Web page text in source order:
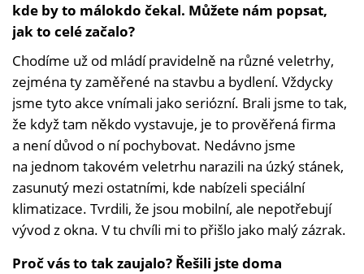
kde by to málokdo čekal. Můžete nám popsat,
jak to celé začalo?
Chodíme už od mládí pravidelně na různé veletrhy,
zejména ty zaměřené na stavbu a bydlení. Vždycky
jsme tyto akce vnímali jako seriózní. Brali jsme to tak,
že když tam někdo vystavuje, je to prověřená firma
a není důvod o ní pochybovat. Nedávno jsme
na jednom takovém veletrhu narazili na úzký stánek,
zasunutý mezi ostatními, kde nabízeli speciální
klimatizace. Tvrdili, že jsou mobilní, ale nepotřebují
vývod z okna. V tu chvíli mi to přišlo jako malý zázrak.
Proč vás to tak zaujalo? Řešili jste doma